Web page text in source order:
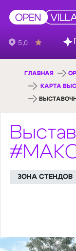
ГЛАВНАЯ
КАРТА
ЗОНА СТЕНДОВ